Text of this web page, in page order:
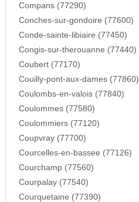
Compans (77290)
Conches-sur-gondoire (77600)
Conde-sainte-libiaire (77450)
Congis-sur-therouanne (77440)
Coubert (77170)
Couilly-pont-aux-dames (77860)
Coulombs-en-valois (77840)
Coulommes (77580)
Coulommiers (77120)
Coupvray (77700)
Courcelles-en-bassee (77126)
Courchamp (77560)
Courpalay (77540)
Courquetaine (77390)